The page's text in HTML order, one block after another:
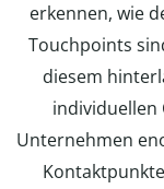
erkennen, wie
Touchpoints
diesem
individuellen
Unternehmen